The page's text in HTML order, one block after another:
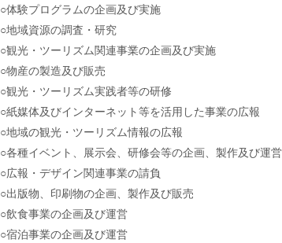
○体験プログラムの企画及び実施
○地域資源の調査・研究
○観光・ツーリズム関連事業の企画及び実施
○物産の製造及び販売
○観光・ツーリズム実践者等の研修
○紙媒体及びインターネット等を活用した事業の広報
○地域の観光・ツーリズム情報の広報
○各種イベント、展示会、研修会等の企画、製作及び運
○広報・デザイン関連事業の請負
○出版物、印刷物の企画、製作及び販売
○飲食事業の企画及び運営
○宿泊事業の企画及び運営